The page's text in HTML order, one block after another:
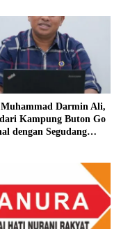
Muhammad Darmin Ali,
Kampung Buton Go
dengan Segudang